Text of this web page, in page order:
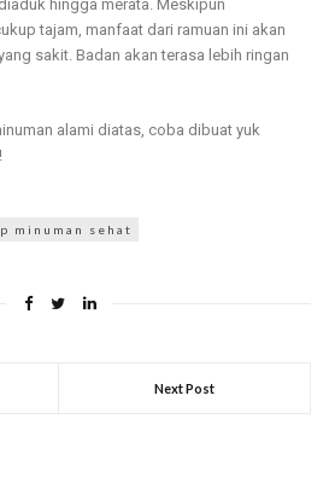
hingga merata. Meskipun
tajam, manfaat dari ramuan ini akan
sakit. Badan akan terasa lebih ringan
alami diatas, coba dibuat yuk
minuman sehat
Next Post